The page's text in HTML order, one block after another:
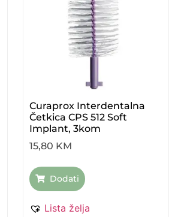
Curaprox Interdentalna
Četkica CPS 512 Soft
Implant, 3kom
15,80 KM
Dodati
Lista želja